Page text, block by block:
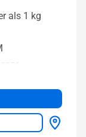
als 1 kg